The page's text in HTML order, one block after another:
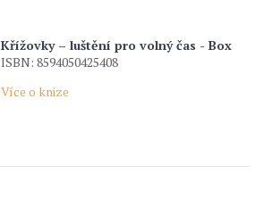
Křížovky – luštění pro volný čas - Box
ISBN: 8594050425408
Více o knize